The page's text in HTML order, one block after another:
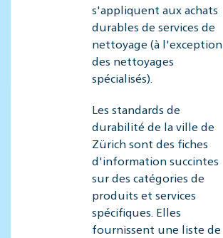
s'appliquent aux achats
durables de services de
nettoyage (à l'exception
des nettoyages
spécialisés).
Les standards de
durabilité de la ville de
Zürich sont des fiches
d'information succintes
sur des catégories de
produits et services
spécifiques. Elles
fournissent une liste de